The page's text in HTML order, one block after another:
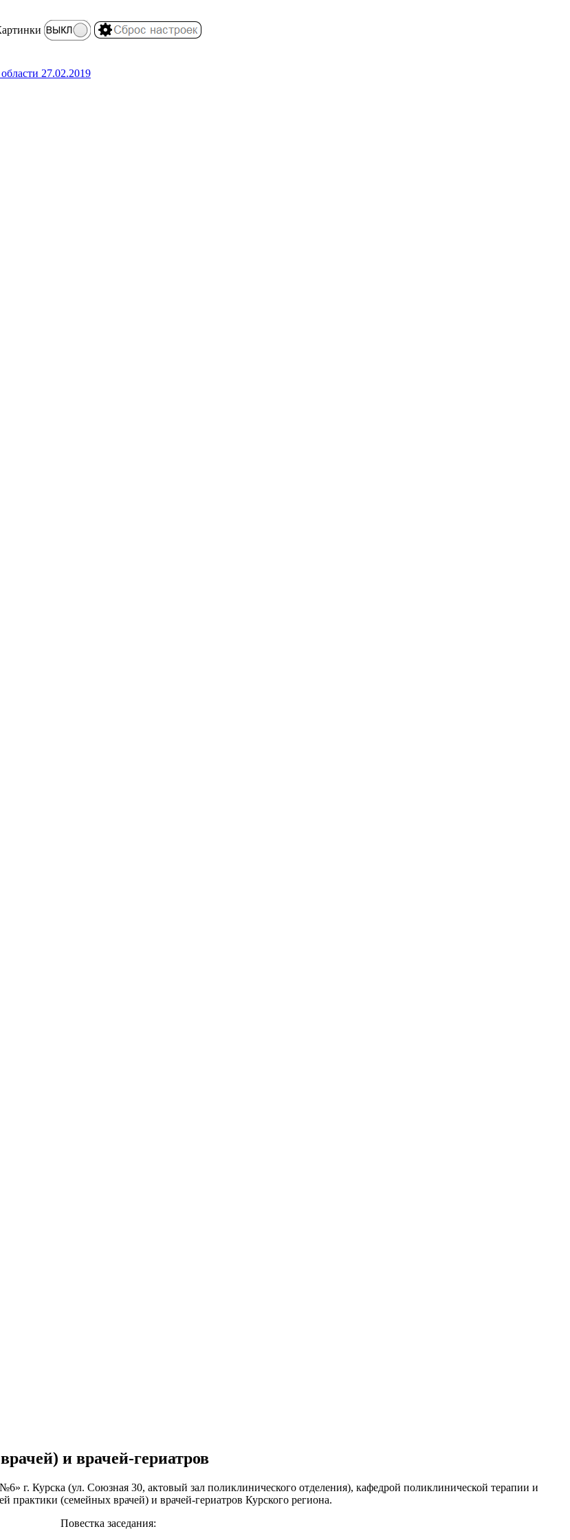
27.02.2019
и врачей-гериатров
г. Курска (ул. Союзная 30, актовый зал поликлинического отделения), кафедрой поликлинической терапии и
(семейных врачей) и врачей-гериатров Курского региона.
Повестка заседания: